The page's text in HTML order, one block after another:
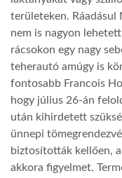
GLOBOZSARU
DOBRAVERO.HU
LATIMO.HU
GLOBOBOOK
területeken. Ráadásul
nem is nagyon
rácsokon egy nagy
teherautó amúgy is
fontosabb Francois
hogy július 26-án
után kihirdetett
ünnepi
biztosították kellően,
akkora figyelmet.